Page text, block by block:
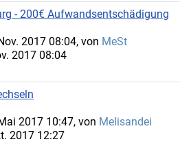
- 200€ Aufwandsentschädigung
2017 08:04, von MeSt
2017 08:04
2017 10:47, von Melisandei
2017 12:27